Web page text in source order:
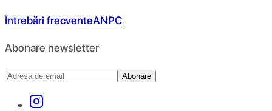
Întrebări frecventeANPC
Abonare newsletter
Abonare